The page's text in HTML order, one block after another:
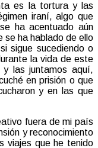
es la tortura y las
iraní, algo que
ha acentuado aún
se ha hablado de ello
sigue sucediendo o
la vida de este
y las juntamos aquí,
en prisión o que
y en las que
fuera de mi país
y reconocimiento
viajes que he tenido